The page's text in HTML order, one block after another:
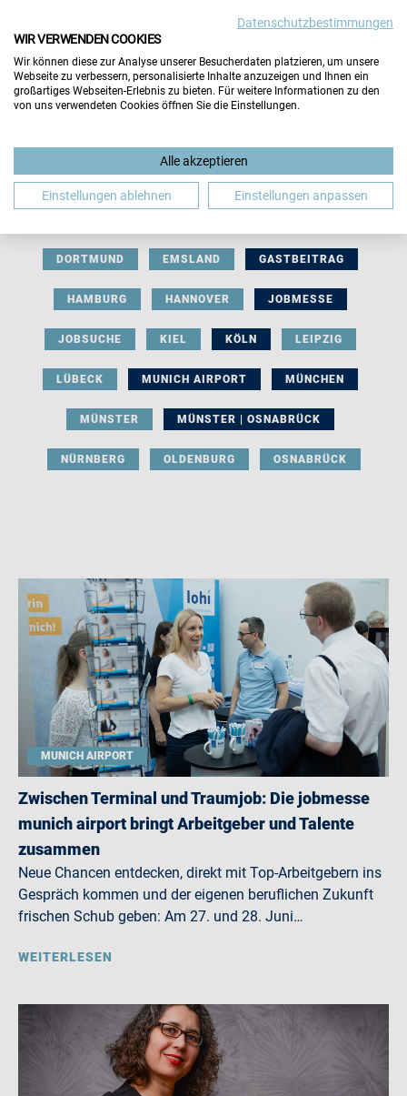
BERUFLICHE ORIENTIERUNG BEWERBUNG
DORTMUND EMSLAND GASTBEITRAG
HAMBURG HANNOVER JOBMESSE
JOBSUCHE KIEL KÖLN LEIPZIG
LÜBECK MUNICH AIRPORT MÜNCHEN
MÜNSTER MÜNSTER | OSNABRÜCK
NÜRNBERG OLDENBURG OSNABRÜCK
MUNICH AIRPORT
Zwischen Terminal und Traumjob: Die jobmesse
munich airport bringt Arbeitgeber und Talente
zusammen
Neue Chancen entdecken, direkt mit Top-Arbeitgebern ins
Gespräch kommen und der eigenen beruflichen Zukunft
frischen Schub geben: Am 27. und 28. Juni…
WEITERLESEN
Datenschutzbestimmungen
WIR VERWENDEN COOKIES
Wir können diese zur Analyse unserer Besucherdaten platzieren, um unsere
Webseite zu verbessern, personalisierte Inhalte anzuzeigen und Ihnen ein
großartiges Webseiten-Erlebnis zu bieten. Für weitere Informationen zu den
von uns verwendeten Cookies öffnen Sie die Einstellungen.
Alle akzeptieren
Einstellungen ablehnen Einstellungen anpassen